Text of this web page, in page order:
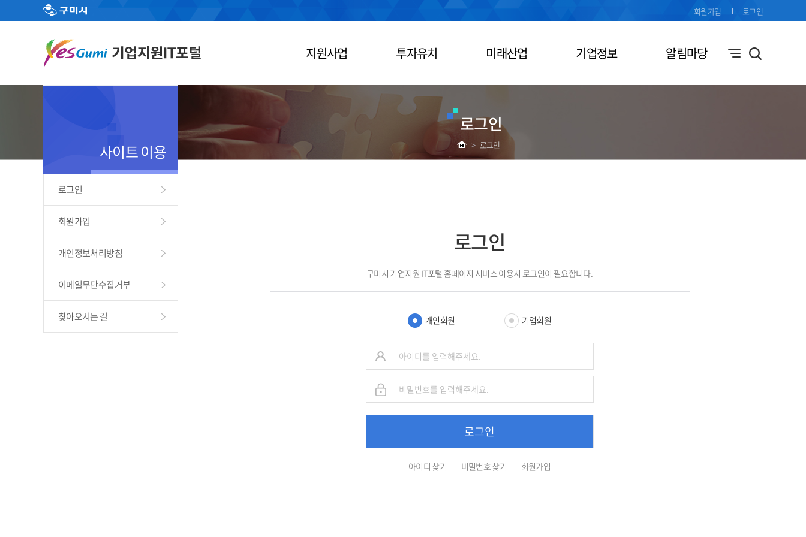
지원사업 투자유치 미래산업 기업정보 알림마당
회원가입 로그인
로그인
> 로그인
사이트 이용
로그인
회원가입
개인정보처리방침
이메일무단수집거부
찾아오시는 길
로그인
구미시 기업지원 IT포털 홈페이지 서비스 이용시 로그인이 필요합니다.
개인회원 기업회원
로그인
아이디 찾기 비밀번호 찾기 회원가입